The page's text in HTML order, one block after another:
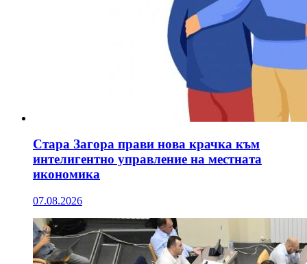
Стара Загора прави нова крачка към
интелигентно управление на местната
икономика
07.08.2026